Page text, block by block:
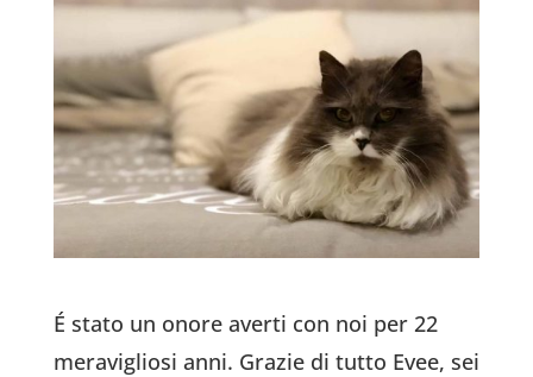
É stato un onore averti con noi per 22
meravigliosi anni. Grazie di tutto Evee, sei